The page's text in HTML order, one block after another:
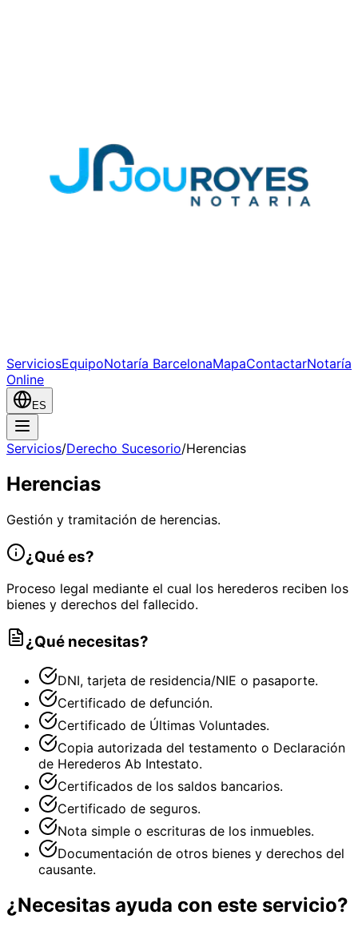
ServiciosEquipoNotaría BarcelonaMapaContactarNotaría
Online
ES
Servicios/Derecho Sucesorio/Herencias
Herencias
Gestión y tramitación de herencias.
¿Qué es?
Proceso legal mediante el cual los herederos reciben los
bienes y derechos del fallecido.
¿Qué necesitas?
DNI, tarjeta de residencia/NIE o pasaporte.
Certificado de defunción.
Certificado de Últimas Voluntades.
Copia autorizada del testamento o Declaración
de Herederos Ab Intestato.
Certificados de los saldos bancarios.
Certificado de seguros.
Nota simple o escrituras de los inmuebles.
Documentación de otros bienes y derechos del
causante.
¿Necesitas ayuda con este servicio?